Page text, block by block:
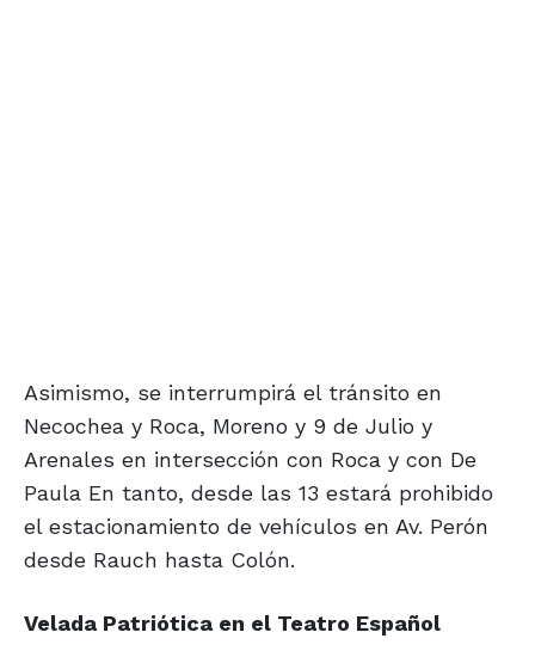
Asimismo, se interrumpirá el tránsito en
Necochea y Roca, Moreno y 9 de Julio y
Arenales en intersección con Roca y con De
Paula En tanto, desde las 13 estará prohibido
el estacionamiento de vehículos en Av. Perón
desde Rauch hasta Colón.
Velada Patriótica en el Teatro Español